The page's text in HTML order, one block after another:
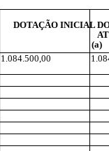
DOTAÇÃO INICIAL
(a)
1.084.500,00